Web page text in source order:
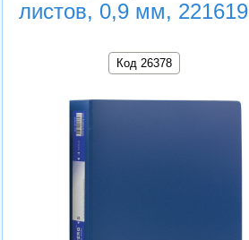
листов, 0,9 мм, 221619
Код 26378